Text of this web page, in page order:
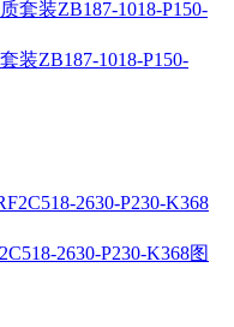
装ZB187-1018-P150-
2630-P230-K368图